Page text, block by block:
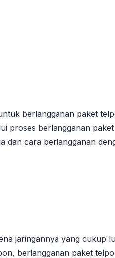
berlangganan paket
proses berlangganan
dan cara berlangganan
jaringannya yang cukup
berlangganan paket